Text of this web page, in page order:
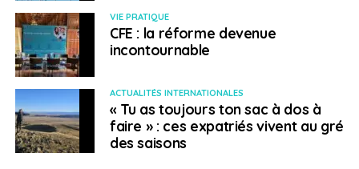
Leena Lecointre
VIE PRATIQUE
CFE : la réforme devenue
incontournable
ACTUALITÉS INTERNATIONALES
« Tu as toujours ton sac à dos à
faire » : ces expatriés vivent au gré
des saisons